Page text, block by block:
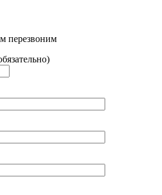
перезвоним